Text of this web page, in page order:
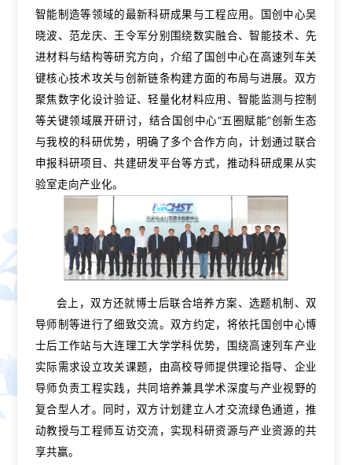
智能制造等领域的最新科研成果与工程应用。国创中心吴
晓波、范龙庆、王令军分别围绕数实融合、智能技术、先
进材料与结构等研究方向，介绍了国创中心在高速列车关
键核心技术攻关与创新链条构建方面的布局与进展。双方
聚焦数字化设计验证、轻量化材料应用、智能监测与控制
等关键领域展开研讨，结合国创中心“五圈赋能”创新生态
与我校的科研优势，明确了多个合作方向，计划通过联合
申报科研项目、共建研发平台等方式，推动科研成果从实
验室走向产业化。
会上，双方还就博士后联合培养方案、选题机制、双
导师制等进行了细致交流。双方约定，将依托国创中心博
士后工作站与大连理工大学学科优势，围绕高速列车产业
实际需求设立攻关课题，由高校导师提供理论指导、企业
导师负责工程实践，共同培养兼具学术深度与产业视野的
复合型人才。同时，双方计划建立人才交流绿色通道，推
动教授与工程师互访交流，实现科研资源与产业资源的共
享共赢。